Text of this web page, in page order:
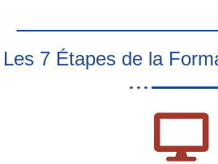
Les 7 Étapes de la